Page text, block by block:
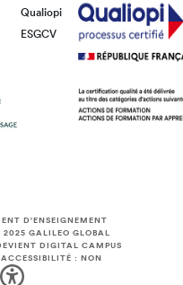
Qualiopi
ESGCV
D'ENSEIGNEMENT
2025GALILEO GLOBAL
DIGITAL CAMPUS
ACCESSIBILITÉ : NON